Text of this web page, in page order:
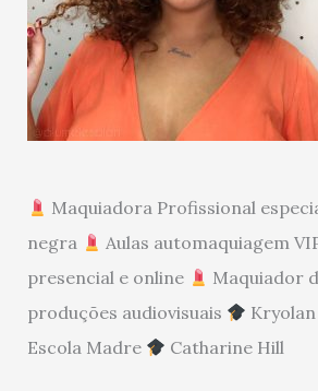
Maquiadora Profissional
negra
Aulas automaquiagem
presencial e online
Maquiador
produções audiovisuais
Escola Madre
Catharine Hill